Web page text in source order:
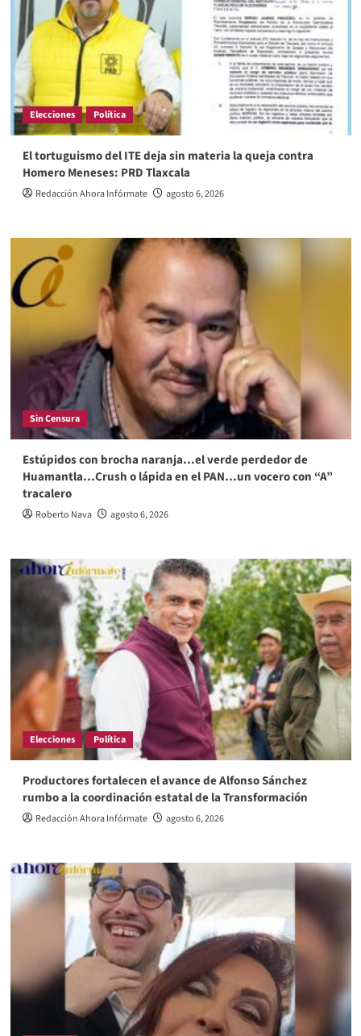
Elecciones Política
El tortuguismo del ITE deja sin materia la queja contra
Homero Meneses: PRD Tlaxcala
Redacción Ahora Infórmate agosto 6, 2026
Sin Censura
Estúpidos con brocha naranja…el verde perdedor de
Huamantla…Crush o lápida en el PAN…un vocero con “A”
tracalero
Roberto Nava agosto 6, 2026
Elecciones Política
Productores fortalecen el avance de Alfonso Sánchez
rumbo a la coordinación estatal de la Transformación
Redacción Ahora Infórmate agosto 6, 2026